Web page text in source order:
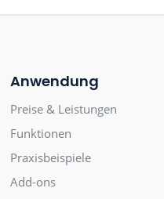
Anwendung
Preise & Leistungen
Funktionen
Praxisbeispiele
Add-ons